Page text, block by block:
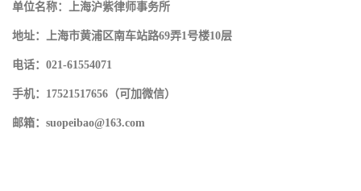
单位名称：上海沪紫律师事务所
地址：上海市黄浦区南车站路69弄1号楼10层
电话：021-61554071
手机：17521517656（可加微信）
邮箱：suopeibao@163.com